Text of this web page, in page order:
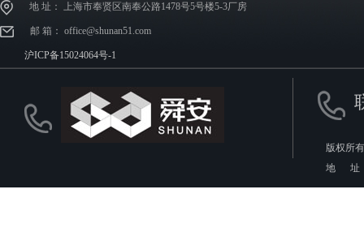
地 址： 上海市奉贤区南奉公路1478号5号楼5-3厂房
邮 箱： office@shunan51.com
沪ICP备15024064号-1
版权所
地 址